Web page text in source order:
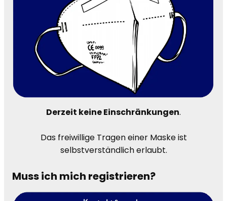
Derzeit keine Einschränkungen.
Das freiwillige Tragen einer Maske ist
selbstverständlich erlaubt.
Muss ich mich registrieren?